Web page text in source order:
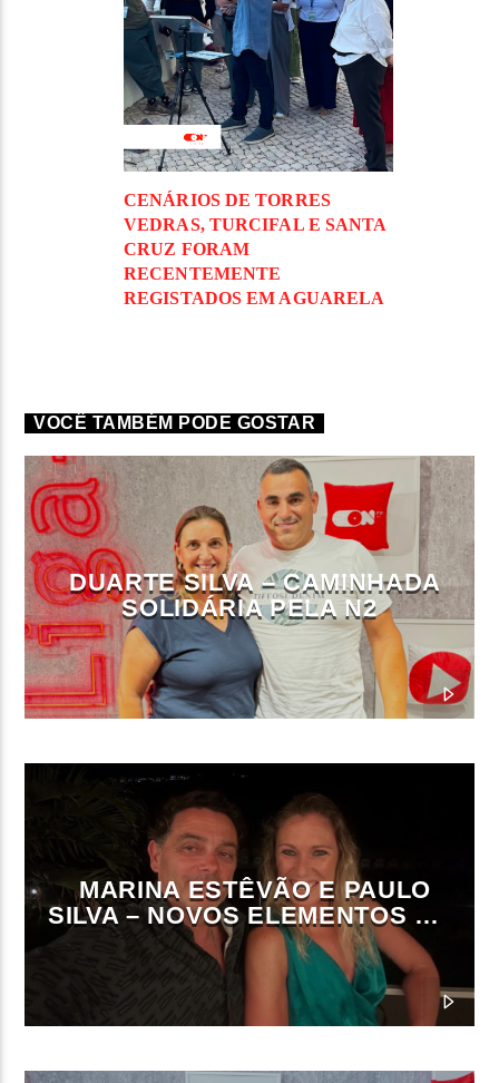
CENÁRIOS DE TORRES
VEDRAS, TURCIFAL E SANTA
CRUZ FORAM
RECENTEMENTE
REGISTADOS EM AGUARELA
VOCÊ TAMBÉM PODE GOSTAR
DUARTE SILVA – CAMINHADA
SOLIDÁRIA PELA N2
MARINA ESTÊVÃO E PAULO
SILVA – NOVOS ELEMENTOS DA
DIREÇÃO DA ON FM